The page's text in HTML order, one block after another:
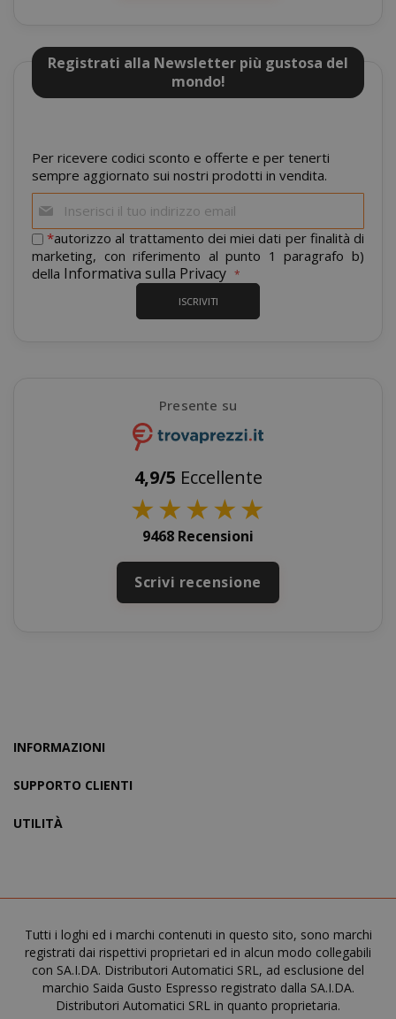
Registrati alla Newsletter più gustosa del
mondo!
Per ricevere codici sconto e offerte e per tenerti
sempre aggiornato sui nostri prodotti in vendita.
alla
nostra
newsletter:
*autorizzo al trattamento dei miei dati per finalità di
marketing, con riferimento al punto 1 paragrafo b)
della Informativa sulla Privacy
ISCRIVITI
Presente su
4,9/5 Eccellente
★★★★★
9468 Recensioni
Scrivi recensione
INFORMAZIONI
SUPPORTO CLIENTI
UTILITÀ
Tutti i loghi ed i marchi contenuti in questo sito, sono marchi
registrati dai rispettivi proprietari ed in alcun modo collegabili
con SA.I.DA. Distributori Automatici SRL, ad esclusione del
marchio Saida Gusto Espresso registrato dalla SA.I.DA.
Distributori Automatici SRL in quanto proprietaria.
mage-cache-storage
CrossDomainCookieScriptConsent_105
recently_compared_product
recently_viewed_product_previous